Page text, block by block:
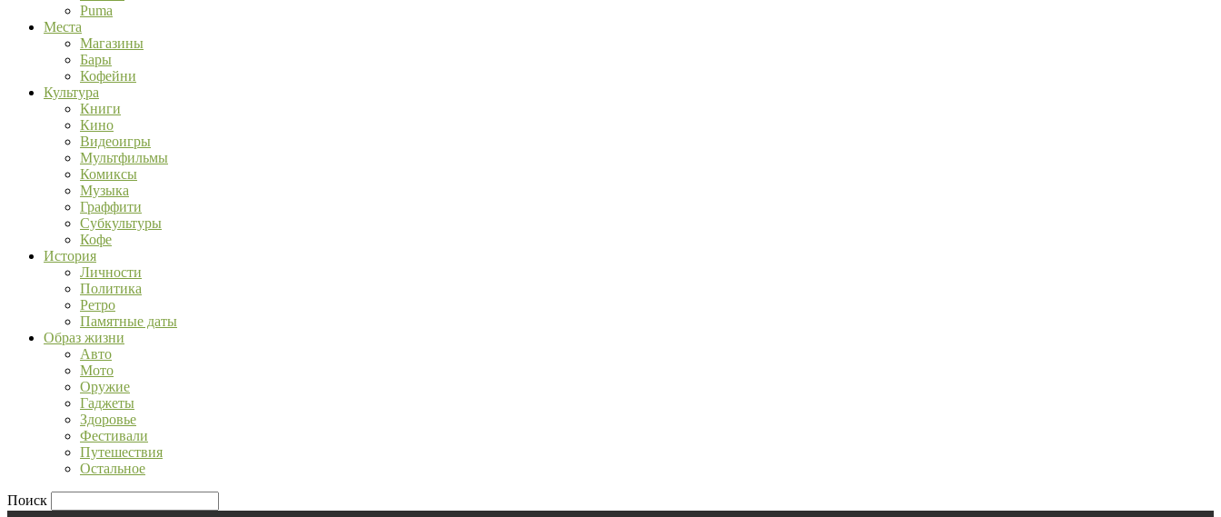
Puma
Места
Магазины
Бары
Кофейни
Культура
Книги
Кино
Видеоигры
Мультфильмы
Комиксы
Музыка
Граффити
Субкультуры
Кофе
История
Личности
Политика
Ретро
Памятные даты
Образ жизни
Авто
Мото
Оружие
Гаджеты
Здоровье
Фестивали
Путешествия
Остальное
Поиск